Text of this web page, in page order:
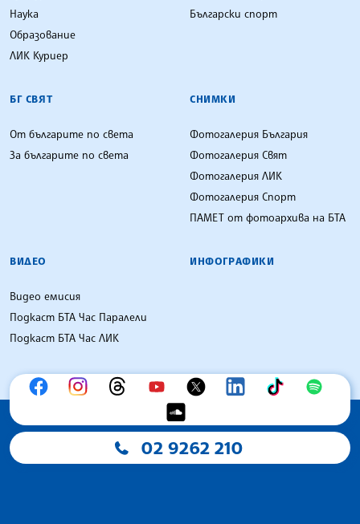
Наука
Образование
ЛИК Куриер
Български спорт
БГ СВЯТ
От българите по света
За българите по света
СНИМКИ
Фотогалерия България
Фотогалерия Свят
Фотогалерия ЛИК
Фотогалерия Спорт
ПАМЕТ от фотоархива на БТА
ВИДЕО
Видео емисия
Подкаст БТА Час Паралели
Подкаст БТА Час ЛИК
ИНФОГРАФИКИ
02 9262 210